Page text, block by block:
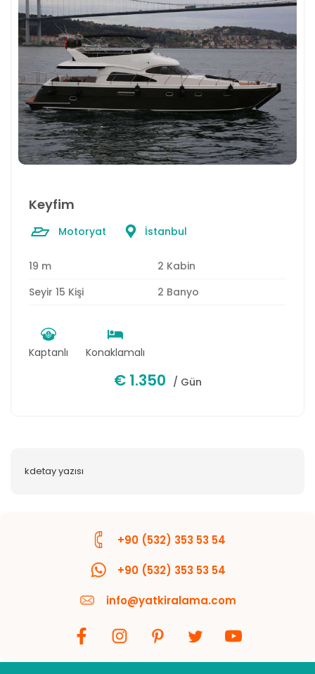
Keyfim
Motoryat İstanbul
19 m
2 Kabin
Seyir 15 Kişi
2 Banyo
Kaptanlı Konaklamalı
€ 1.350 / Gün
kdetay yazısı
+90 (532) 353 53 54
+90 (532) 353 53 54
info@yatkiralama.com